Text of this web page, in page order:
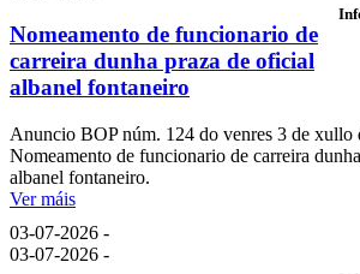
Nomeamento de funcionario de
carreira dunha praza de oficial
albanel fontaneiro
Anuncio BOP núm. 124 do venres 3 de xullo
Nomeamento de funcionario de carreira
albanel fontaneiro.
Ver máis
03-07-2026 -
03-07-2026 -